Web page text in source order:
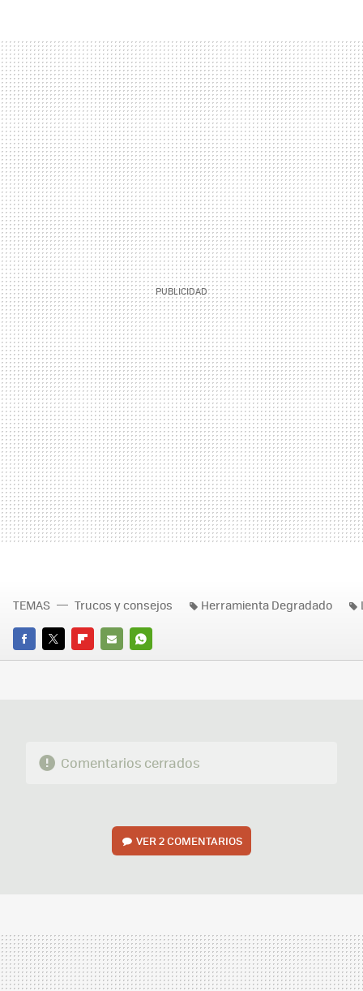
FACEBOOK
TWITTERFLIPBOARD
E-
WHATSAPP
TEMAS Trucos y consejos Herramienta Degradado
Comentarios cerrados
VER2 COMENTARIOS